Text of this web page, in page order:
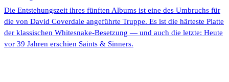
Die Entstehungszeit ihres fünften Albums ist eine des Umbruchs für
die von David Coverdale angeführte Truppe. Es ist die härteste Platte
der klassischen Whitesnake-Besetzung — und auch die letzte: Heute
vor 39 Jahren erschien Saints & Sinners.